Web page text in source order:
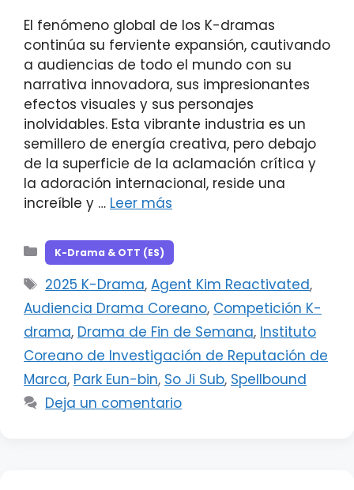
El fenómeno global de los K-dramas
continúa su ferviente expansión, cautivando
a audiencias de todo el mundo con su
narrativa innovadora, sus impresionantes
efectos visuales y sus personajes
inolvidables. Esta vibrante industria es un
semillero de energía creativa, pero debajo
de la superficie de la aclamación crítica y
la adoración internacional, reside una
increíble y … Leer más
Categorías
K-Drama & OTT (ES)
Etiquetas
2025 K-Drama,Agent Kim Reactivated,
Audiencia Drama Coreano, Competición K-
drama, Drama de Fin de Semana, Instituto
Coreano de Investigación de Reputación de
Marca, Park Eun-bin, So Ji Sub, Spellbound
Deja un comentario